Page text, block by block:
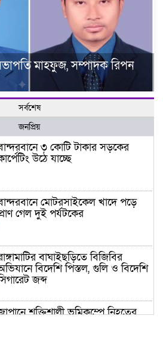
সভাপতি মাহফুজ, সম্পাদক রিপন
সর্বশেষ
জনপ্রিয়
৩ কোটি টাকার সড়কের
উঠে যাচ্ছে
মোটরসাইকেল খাদে পড়ে
গেল দুই পর্যটকের
বাঘাইছড়িতে বিজিবির
বিদেশি পিস্তল, গুলি ও বিদেশি
জব্দ
শক্তিশালী ভূমিকম্পে নিহতের